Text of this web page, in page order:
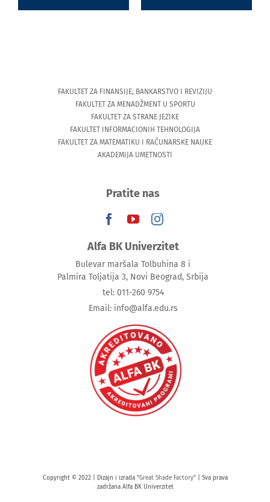
FAKULTET ZA FINANSIJE, BANKARSTVO I REVIZIJU
FAKULTET ZA MENADŽMENT U SPORTU
FAKULTET ZA STRANE JEZIKE
FAKULTET INFORMACIONIH TEHNOLOGIJA
FAKULTET ZA MATEMATIKU I RAČUNARSKE NAUKE
AKADEMIJA UMETNOSTI
Pratite nas
Alfa BK Univerzitet
Bulevar maršala Tolbuhina 8 i
Palmira Toljatija 3, Novi Beograd, Srbija
tel: 011-260 9754
Email: info@alfa.edu.rs
Copyright © 2022 | Dizajn i izrada “Great Shade Factory” | Sva prava
zadržana Alfa BK Univerzitet